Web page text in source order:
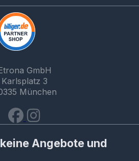
GmbH
Karlsplatz 3
München
Angebote und